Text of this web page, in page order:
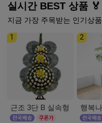
실시간 BEST 상품 🏅
지금 가장 주목받는 인기상품
근조 3단 B 실속형
1 2